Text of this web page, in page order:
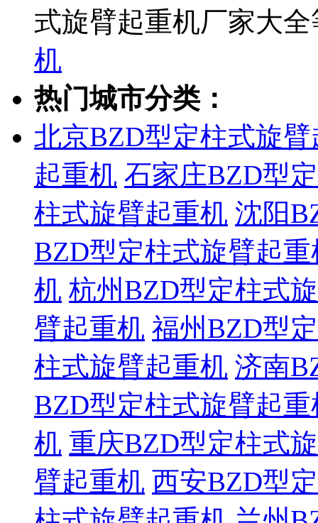
式旋臂起重机厂家大
机
热门城市分类：
北京BZD型定柱式旋
起重机 石家庄BZD型
柱式旋臂起重机 沈阳
BZD型定柱式旋臂起重
机 杭州BZD型定柱式
臂起重机 福州BZD型
柱式旋臂起重机 济南
BZD型定柱式旋臂起重
机 重庆BZD型定柱式
臂起重机 西安BZD型